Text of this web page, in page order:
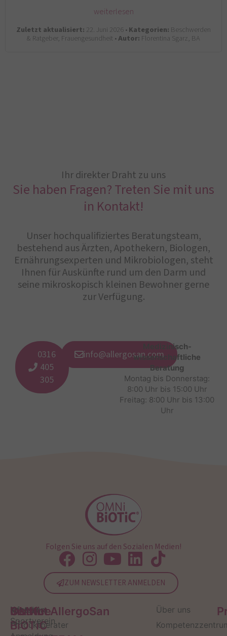
weiterlesen
Zuletzt aktualisiert: 22. Juni 2026 •Kategorien: Beschwerden
& Ratgeber, Frauengesundheit •Autor: Florentina Sgarz, BA
Ihr direkter Draht zu uns
Sie haben Fragen? Treten Sie mit uns
in Kontakt!
Unser hochqualifiziertes Beratungsteam,
bestehend aus Ärzten, Apothekern, Biologen,
Ernährungsexperten und Mikrobiologen, steht
Ihnen für Auskünfte rund um den Darm und
seine mikroskopisch kleinen Bewohner gerne
zur Verfügung.
0316
405
305
info@allergosan.com
Medizinisch-
wissenschaftliche
Beratung
Montag bis Donnerstag:
8:00 Uhr bis 15:00 Uhr
Freitag: 8:00 Uhr bis 13:00
Uhr
Folgen Sie uns auf den Sozialen Medien!
ZUM NEWSLETTER ANMELDEN
Service
Kontakt
Produktberater
OMNi-
BiOTiC
Infos zum
Sportverein
Institut AllergoSan
Über uns